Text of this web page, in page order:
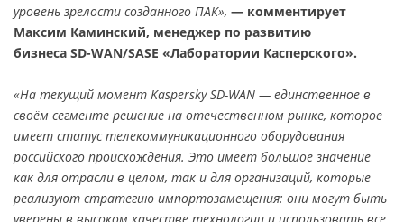
уровень зрелости созданного ПАК», — комментирует
Максим Каминский, менеджер по развитию
бизнеса SD-WAN/SASE «Лаборатории Касперского».
«На текущий момент Kaspersky SD-WAN — единственное в
своём сегменте решение на отечественном рынке, которое
имеет статус телекоммуникационного оборудования
российского происхождения. Это имеет большое значение
как для отрасли в целом, так и для организаций, которые
реализуют стратегию импортозамещения: они могут быть